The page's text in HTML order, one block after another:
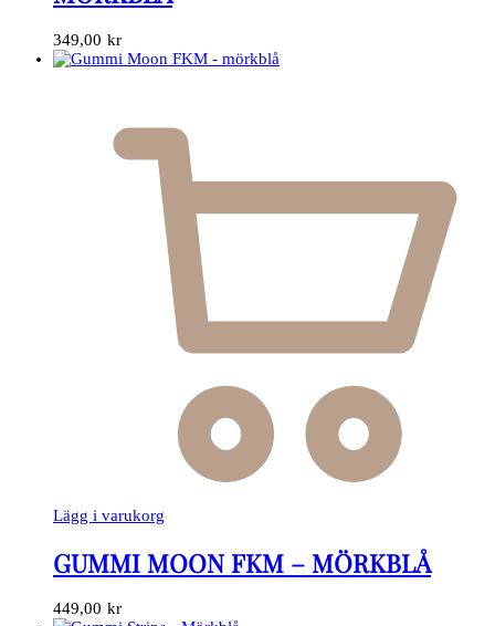
349,00 kr
Lägg i varukorg
GUMMI MOON FKM – MÖRKBLÅ
449,00 kr